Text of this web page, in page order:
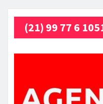
(21) 99 77 6